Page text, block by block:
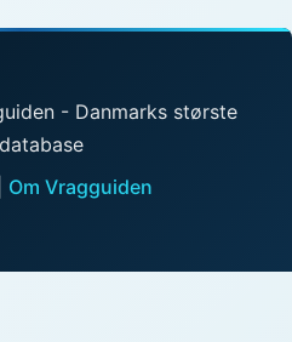
- Danmarks største
Om Vragguiden